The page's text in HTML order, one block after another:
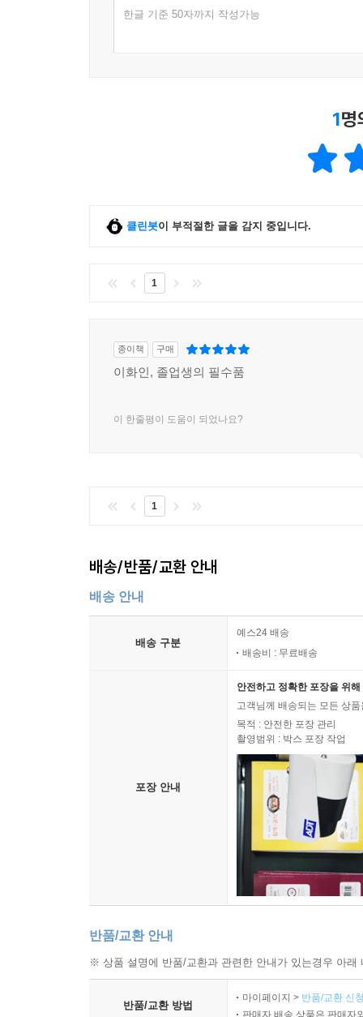
한글 기준 50자까지 작성가능
1명
클린봇이 부적절한 글을 감지 중입니다.
1
종이책 구매
이화인, 졸업생의 필수품
이 한줄평이 도움이 되었나요?
1
배송/반품/교환 안내
배송 안내
배송 구분
예스24 배송
배송비 : 무료배송
포장 안내
안전하고 정확한 포장을 위
고객님께 배송되는 모든 상
목적 : 안전한 포장 관리
촬영범위 : 박스 포장 작업
반품/교환 안내
※ 상품 설명에 반품/교환과 관련한 안내가 있는경우 아
반품/교환 방법
마이페이지 > 반품/교환 신
판매자 배송 상품은 판매자